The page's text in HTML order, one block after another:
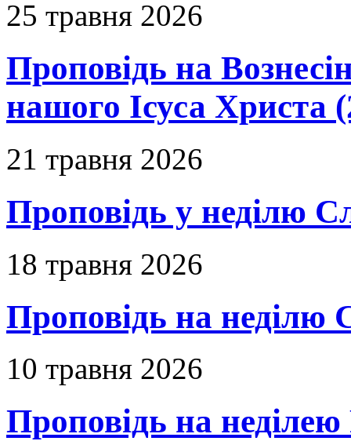
25 травня 2026
Проповідь на
нашого Ісуса Христа
21 травня 2026
Проповідь у неділю
18 травня 2026
Проповідь на неділю
10 травня 2026
Проповідь на неділею